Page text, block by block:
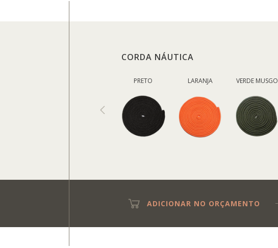
CORDA NÁUTICA
PRETO LARANJA VERDE MUSGO
ADICIONAR NO ORÇAMENTO